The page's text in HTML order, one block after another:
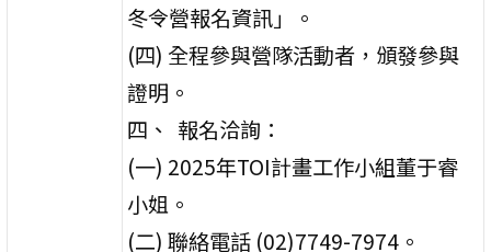
冬令營報名資訊」。
(四) 全程參與營隊活動者，頒發參與
證明。
四、 報名洽詢：
(一) 2025年TOI計畫工作小組董于睿
小姐。
(二) 聯絡電話 (02)7749-7974。